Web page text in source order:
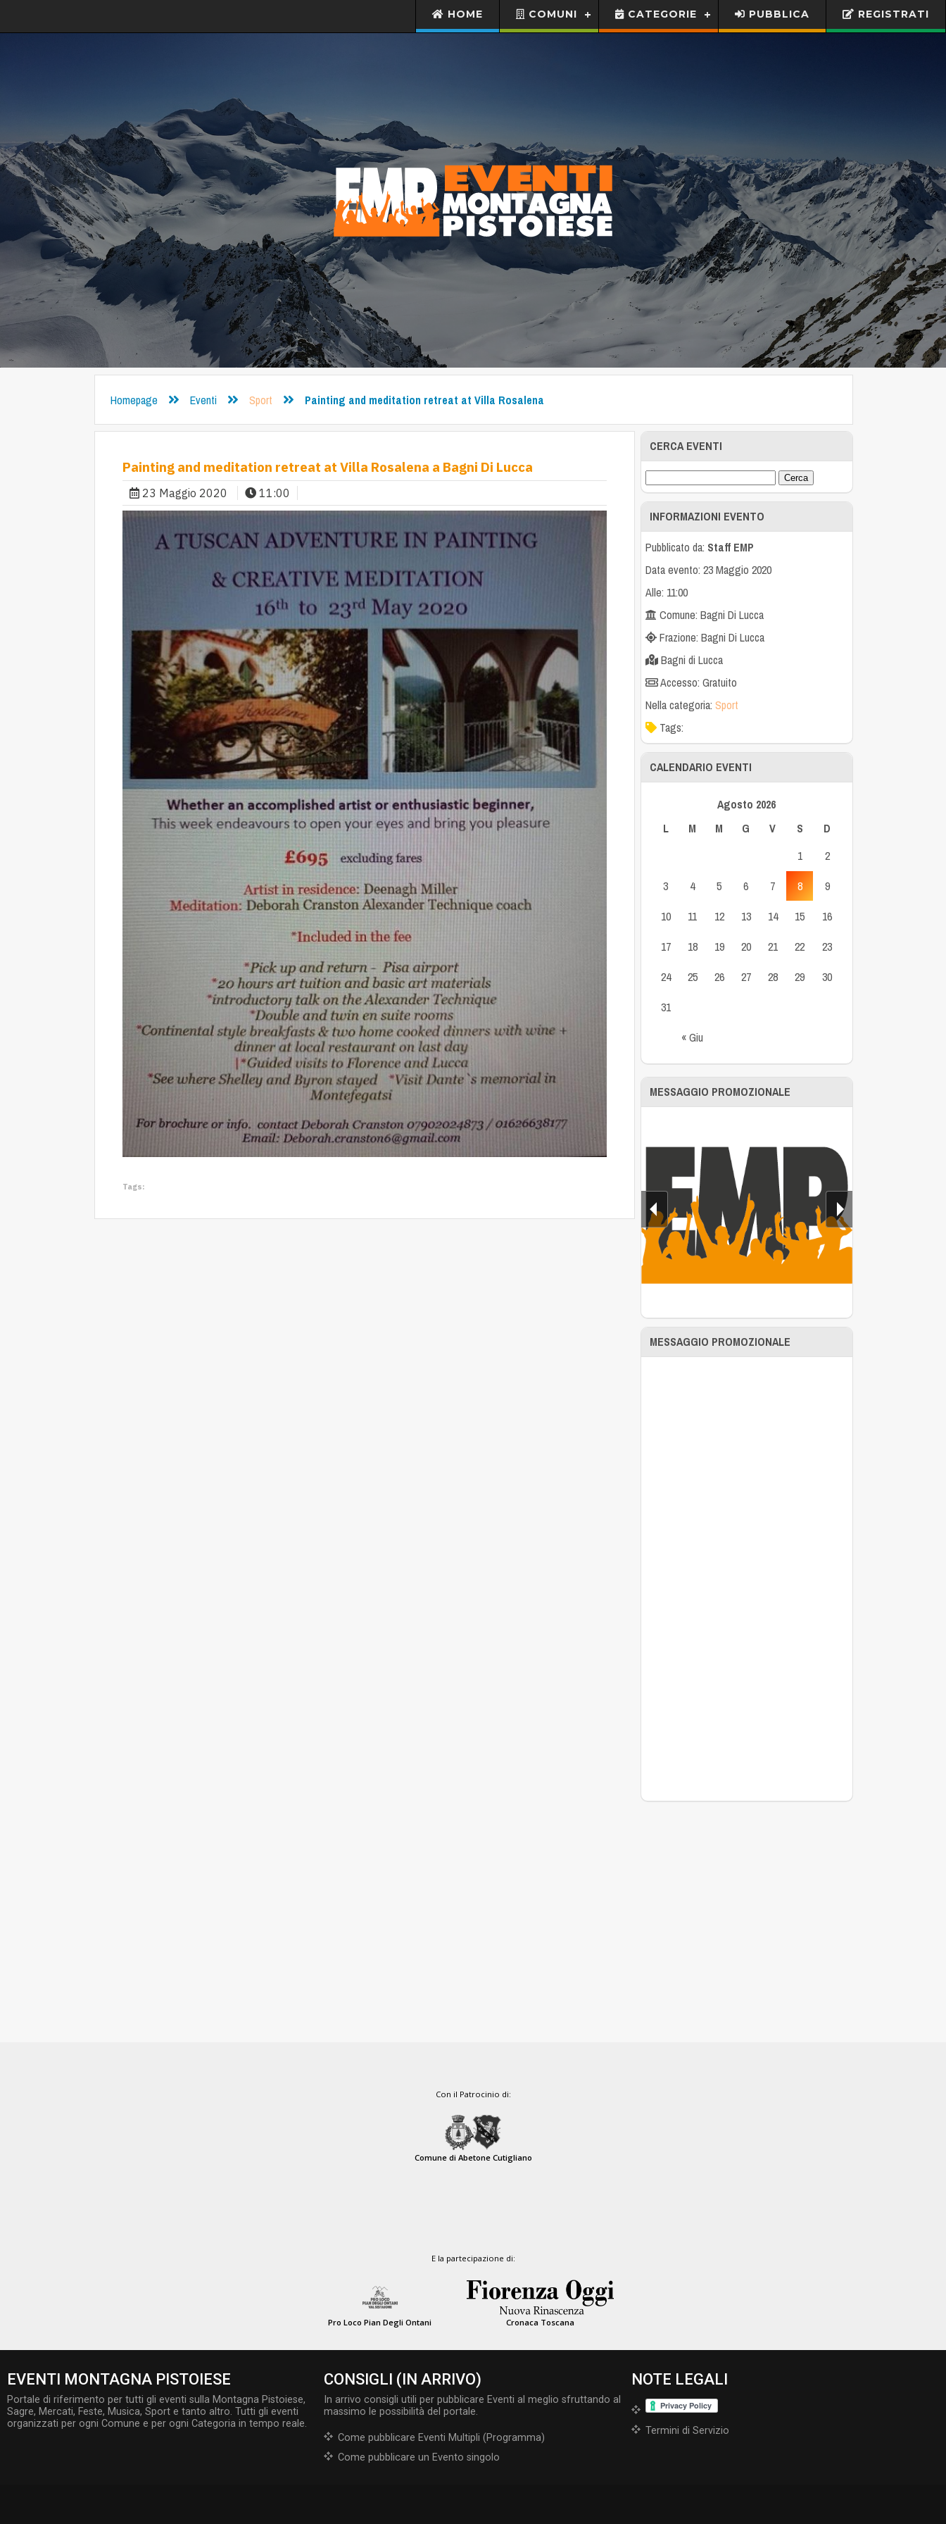
HOME COMUNI CATEGORIE PUBBLICA REGISTRATI
Homepage Eventi Sport Painting and meditation retreat at Villa Rosalena
Painting and meditation retreat at Villa Rosalena a Bagni Di Lucca
23 Maggio 2020 11:00
Tags:
CERCA EVENTI
INFORMAZIONI EVENTO
Pubblicato da: Staff EMP
Data evento: 23 Maggio 2020
Alle: 11:00
Comune: Bagni Di Lucca
Frazione: Bagni Di Lucca
Bagni di Lucca
Accesso: Gratuito
Nella categoria:Sport
Tags:
CALENDARIO EVENTI
Agosto 2026
L
M M G V S D
« Giu
1
2
3
4 5 6 7 8
9
10
11 12 13 14 15
16
17
18 19 20 21 22
23
24
25 26 27 28 29
30
31
MESSAGGIO PROMOZIONALE
MESSAGGIO PROMOZIONALE
Con il Patrocinio di:
Comune di Abetone Cutigliano
E la partecipazione di:
Pro Loco Pian Degli Ontani Cronaca Toscana
EVENTI MONTAGNA PISTOIESE
Portale di riferimento per tutti gli eventi sulla Montagna Pistoiese,
Sagre, Mercati, Feste, Musica, Sport e tanto altro. Tutti gli eventi
organizzati per ogni Comune e per ogni Categoria in tempo reale.
CONSIGLI (IN ARRIVO)
In arrivo consigli utili per pubblicare Eventi al meglio sfruttando al
massimo le possibilità del portale.
Come pubblicare Eventi Multipli (Programma)
Come pubblicare un Evento singolo
NOTE LEGALI
Termini di Servizio